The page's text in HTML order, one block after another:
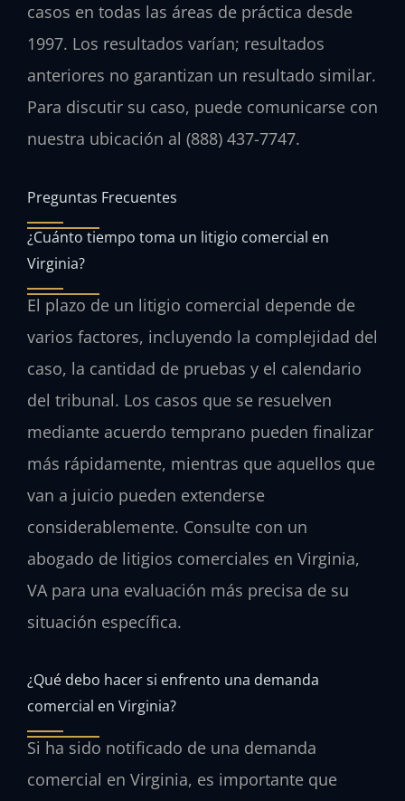
casos en todas las áreas de práctica desde
1997. Los resultados varían; resultados
anteriores no garantizan un resultado similar.
Para discutir su caso, puede comunicarse con
nuestra ubicación al (888) 437-7747.
Preguntas Frecuentes
¿Cuánto tiempo toma un litigio comercial en
Virginia?
El plazo de un litigio comercial depende de
varios factores, incluyendo la complejidad del
caso, la cantidad de pruebas y el calendario
del tribunal. Los casos que se resuelven
mediante acuerdo temprano pueden finalizar
más rápidamente, mientras que aquellos que
van a juicio pueden extenderse
considerablemente. Consulte con un
abogado de litigios comerciales en Virginia,
VA para una evaluación más precisa de su
situación específica.
¿Qué debo hacer si enfrento una demanda
comercial en Virginia?
Si ha sido notificado de una demanda
comercial en Virginia, es importante que